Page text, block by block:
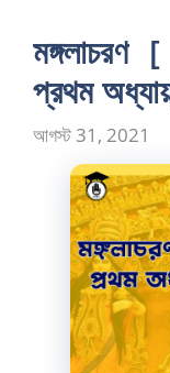
প্রথম
আগস্ট 31, 2021